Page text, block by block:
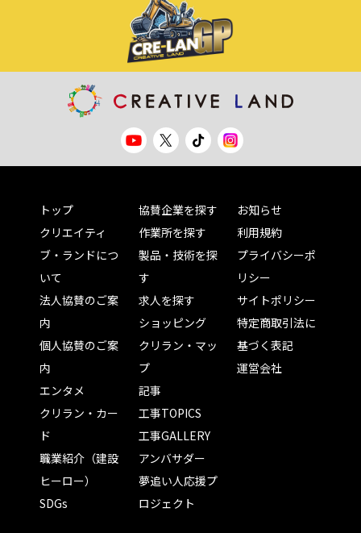
トップ
クリエイティ
ブ・ランドにつ
いて
法人協賛のご案
内
個人協賛のご案
内
エンタメ
クリラン・カー
ド
職業紹介（建設
ヒーロー）
SDGs
協賛企業を探す
作業所を探す
製品・技術を探
す
求人を探す
ショッピング
クリラン・マッ
プ
記事
工事TOPICS
工事GALLERY
アンバサダー
夢追い人応援プ
ロジェクト
お知らせ
利用規約
プライバシーポ
リシー
サイトポリシー
特定商取引法に
基づく表記
運営会社